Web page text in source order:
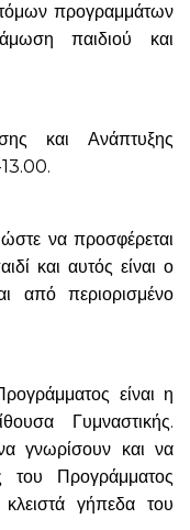
προγραμμάτων
παιδιού και
και Ανάπτυξης
13.00.
να προσφέρεται
και αυτός είναι ο
από περιορισμένο
είναι η
Γυμναστικής.
γνωρίσουν και να
του Προγράμματος
κλειστά γήπεδα του